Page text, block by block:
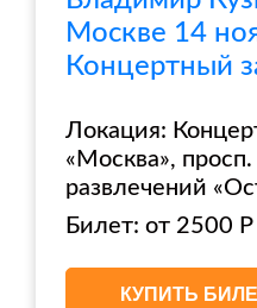
Москве 14
Концертный
Локация:
«Москва»,
развлечений
Билет: от 2500 Р
КУПИТЬ